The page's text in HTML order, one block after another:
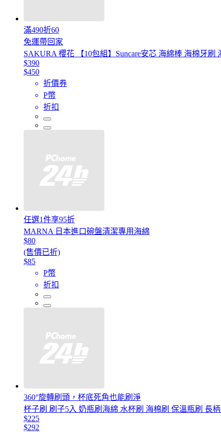
滿490折60
免運帶回家
SAKURA 櫻花 【10包組】Suncare安芯 海綿棒 海棉牙
$390
$450
折價券
P幣
折扣
任選1件享95折
MARNA 日本進口碗盤清潔專用海綿
$80
(售價已折)
$85
P幣
折扣
360°旋轉刷頭，杯底死角也能刷淨
杯子刷 刷子5入 奶瓶刷海綿 水杯刷 海棉刷 保溫瓶刷 長
$225
$292